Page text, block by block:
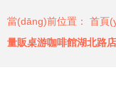
當(dāng)前位置： 首頁
量販桌游咖啡館湖北路